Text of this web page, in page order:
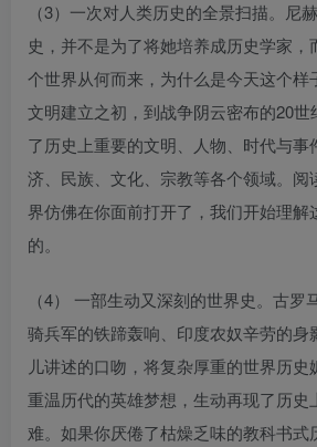
（3）一次对人类历史的全景扫描。尼
史，并不是为了将她培养成历史学家
个世界从何而来，为什么是今天这个样
文明建立之初，到战争阴云密布的20
了历史上重要的文明、人物、时代与事
济、民族、文化、宗教等各个领域。阅
界仿佛在你面前打开了，我们开始理解
的。
（4） 一部生动又深刻的世界史。古
骑兵军的铁蹄轰响、印度农奴辛劳的
儿讲述的口吻，将复杂厚重的世界历
重温历代的英雄梦想，生动再现了历史
难。如果你厌倦了枯燥乏味的教科书式